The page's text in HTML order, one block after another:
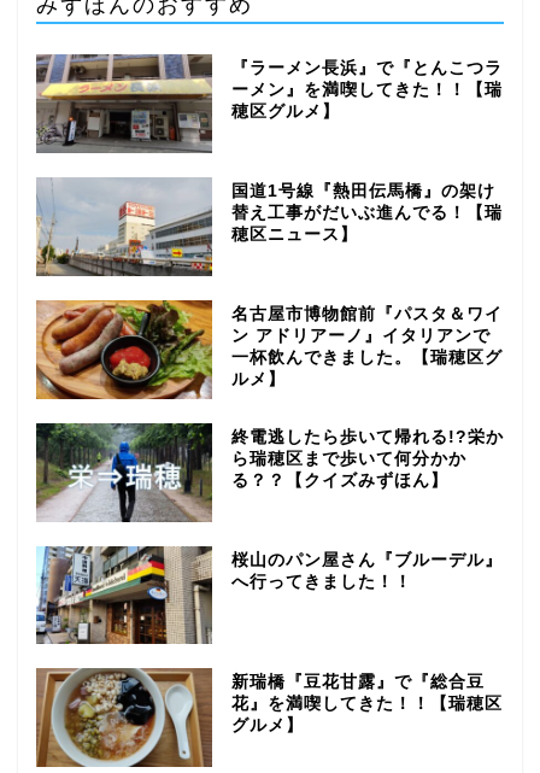
『ラーメン長浜』で『とんこつラ
ーメン』を満喫してきた！！【瑞
穂区グルメ】
国道1号線『熱田伝馬橋』の架け
替え工事がだいぶ進んでる！【瑞
穂区ニュース】
名古屋市博物館前『パスタ＆ワイ
ン アドリアーノ』イタリアンで
一杯飲んできました。【瑞穂区グ
ルメ】
終電逃したら歩いて帰れる!?栄か
ら瑞穂区まで歩いて何分かか
る？？【クイズみずほん】
桜山のパン屋さん『ブルーデル』
へ行ってきました！！
新瑞橋『豆花甘露』で『総合豆
花』を満喫してきた！！【瑞穂区
グルメ】